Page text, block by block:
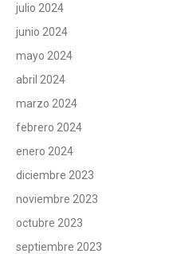
julio 2024
junio 2024
mayo 2024
abril 2024
marzo 2024
febrero 2024
enero 2024
diciembre 2023
noviembre 2023
octubre 2023
septiembre 2023